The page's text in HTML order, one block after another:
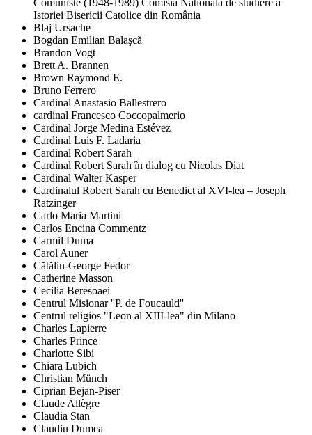
Comuniste (1948-1989) Comisia Nationala de studiere a
Istoriei Bisericii Catolice din România
Blaj Ursache
Bogdan Emilian Balaşcă
Brandon Vogt
Brett A. Brannen
Brown Raymond E.
Bruno Ferrero
Cardinal Anastasio Ballestrero
cardinal Francesco Coccopalmerio
Cardinal Jorge Medina Estévez
Cardinal Luis F. Ladaria
Cardinal Robert Sarah
Cardinal Robert Sarah în dialog cu Nicolas Diat
Cardinal Walter Kasper
Cardinalul Robert Sarah cu Benedict al XVI-lea – Joseph
Ratzinger
Carlo Maria Martini
Carlos Encina Commentz
Carmil Duma
Carol Auner
Cătălin-George Fedor
Catherine Masson
Cecilia Beresoaei
Centrul Misionar ''P. de Foucauld''
Centrul religios "Leon al XIII-lea" din Milano
Charles Lapierre
Charles Prince
Charlotte Sibi
Chiara Lubich
Christian Münch
Ciprian Bejan-Piser
Claude Allègre
Claudia Stan
Claudiu Dumea